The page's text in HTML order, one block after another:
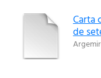
Carta
de